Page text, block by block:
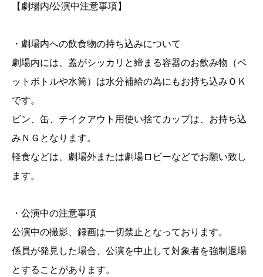
【劇場内/公演中注意事項】
・劇場内への飲食物の持ち込みについて
劇場内には、蓋がシッカリと締まる容器のお飲み物（ペ
ットボトルや水筒）は水分補給の為にもお持ち込みＯＫ
です。
ビン、缶、テイクアウト用使い捨てカップは、お持ち込
みＮＧとなります。
軽食などは、劇場外または劇場ロビーなどでお願い致し
ます。
・公演中の注意事項
公演中の撮影、録画は一切禁止となっております。
係員が発見した場合、公演を中止して対象者を強制退場
とすることがあります。